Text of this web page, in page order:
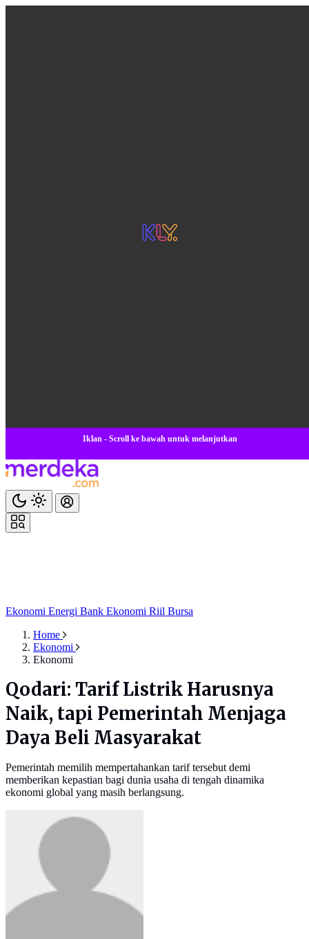
Iklan - Scroll ke bawah untuk melanjutkan
Ekonomi Energi Bank Ekonomi Riil Bursa
Home
Ekonomi
Ekonomi
Qodari: Tarif Listrik Harusnya
Naik, tapi Pemerintah Menjaga
Daya Beli Masyarakat
Pemerintah memilih mempertahankan tarif tersebut demi
memberikan kepastian bagi dunia usaha di tengah dinamika
ekonomi global yang masih berlangsung.